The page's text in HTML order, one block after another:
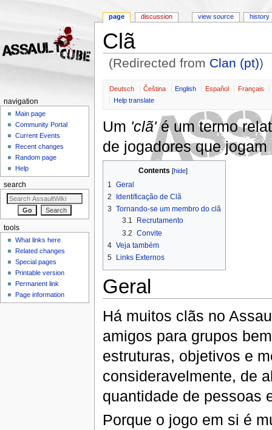
Clã
(Redirected from Clan (pt))
Deutsch Čeština English Español
Français
Help translate
Um 'clã'é um termo
de jogadores que
Contents [hide]
1 Geral
2
Identificação de Clã
3 Tornando-se um membro do clã
3.1
Recrutamento
3.2 Convite
4 Veja também
5
Links Externos
Geral
Há muitos clãs no
amigos para grupos
estruturas, objetivos e
consideravelmente, de
quantidade de pessoas
Porque o jogo em si é
page discussion view source history
navigation
Main page
Community Portal
Current Events
Recent changes
Random page
Help
search
tools
What links here
Related changes
Special pages
Printable version
Permanent link
Page information